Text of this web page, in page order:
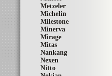
Metzeler
Michelin
Milestone
Minerva
Mirage
Mitas
Nankang
Nexen
Nitto